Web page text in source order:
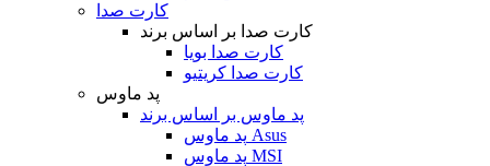
کارت صدا
کارت صدا بر اساس برند
کارت صدا بویا
کارت صدا کریتیو
پد ماوس
پد ماوس بر اساس برند
پد ماوس Asus
پد ماوس MSI